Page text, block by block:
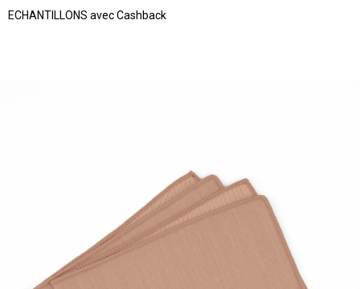
ECHANTILLONS avec Cashback